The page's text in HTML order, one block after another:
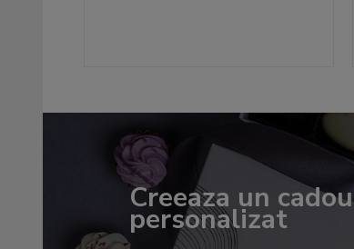
Creeaza un cadou
personalizat